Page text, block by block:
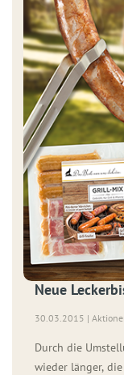
Neue
30.03.2015 |
Durch die
wieder länger,